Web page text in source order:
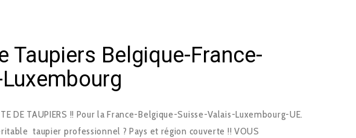
Taupiers Belgique-France-
DE TAUPIERS !! Pour la France-Belgique-Suisse-Valais-Luxembourg-UE.
taupier professionnel ? Pays et région couverte !! VOUS